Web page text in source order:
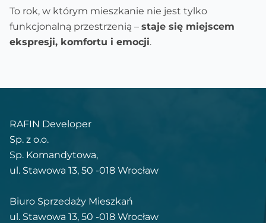
To rok, w którym mieszkanie nie jest tylko
funkcjonalną przestrzenią – staje się miejscem
ekspresji, komfortu i emocji.
RAFIN Developer
Sp. z o.o.
Sp. Komandytowa,
ul. Stawowa 13, 50 -018 Wrocław
Biuro Sprzedaży Mieszkań
ul. Stawowa 13, 50 -018 Wrocław